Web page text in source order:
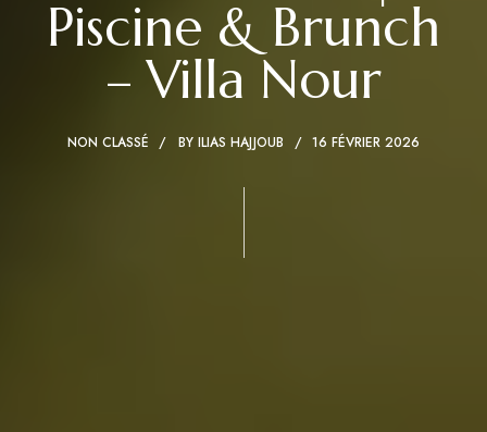
Piscine & Brunch
– Villa Nour
NON CLASSÉ BY ILIAS HAJJOUB 16 FÉVRIER 2026